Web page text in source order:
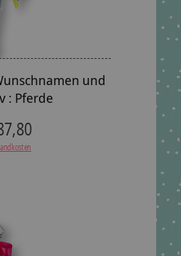
und
: Pferde